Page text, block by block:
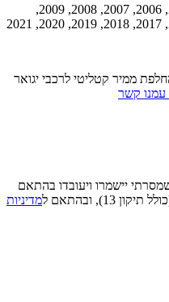
2000, 2001, 2002, 2003, 2004, 2005, 2006, 2007, 2008, 2009,
ממיר קטליטי לרכבי יגואר
עמנו קשר
יישמרו ויעובדו בהתאם
מדיניות